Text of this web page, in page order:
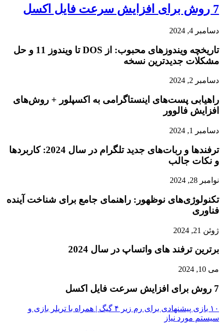
7 روش برای افزایش سرعت فایل اکسل
دسامبر 4, 2024
تاریخچه ویندوزهای محبوب: از DOS تا ویندوز 11 و حل
مشکلات جدیدترین نسخه
دسامبر 2, 2024
راهیابی پست‌های اینستاگرامی به اکسپلور + روش‌های
افزایش فالوور
دسامبر 1, 2024
ترفندها و ربات‌های جدید تلگرام در سال 2024: کاربردها
و نکات جالب
نوامبر 28, 2024
تکنولوژی‌های نوظهور: راهنمای جامع برای شناخت آینده
فناوری
ژوئن 21, 2024
برترین ترفند های واتساپ در سال 2024
می 10, 2024
7 روش برای افزایش سرعت فایل اکسل
۱۰ بازی پیشنهادی برای رم زیر ۴ گیگ | همراه با تریلر بازی و
سیستم مورد نیاز